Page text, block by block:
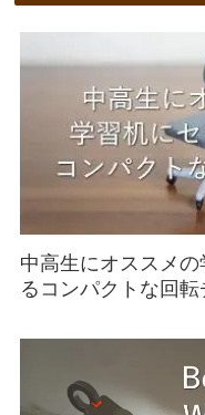
中高生にオススメ
るコンパクトな回転